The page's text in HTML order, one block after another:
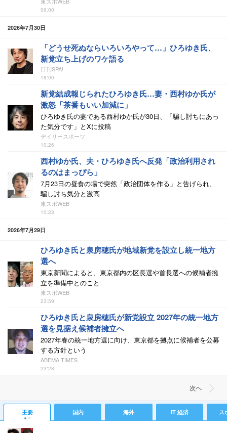
06:00
2026年7月30日
「どうせ死ぬならいろいろやって…」ひろゆき氏、
新党立ち上げのワケ語る
日刊SPA!
18:00
新党結成報じられたひろゆき氏…妻・西村ゆか氏が
激怒「茶番もいい加減に」
ひろゆき氏の妻である西村ゆか氏が30日、「騙し討ちにあっ
た気分です」とXに投稿
デイリースポーツ
10:26
西村ゆか氏、夫・ひろゆき氏へ反発「政治利用され
るのはまっぴら」
7月23日の昼食の場で突然「政治団体を作る」と告げられ、
騙し討ち気分と激高
東スポWEB
10:23
2026年7月29日
ひろゆき氏と泉房穂氏が地域新党を設立し統一地方
選へ
東京新聞によると、東京都内の区長選や首長選への候補者擁
立を準備中とのこと
東スポWEB
23:59
ひろゆき氏と泉房穂氏が新党設立 2027年の統一地方
選を見据え候補者擁立へ
2027年春の統一地方選に向け、東京都を拠点に候補者を公募
する方針という
ABEMA TIMES
23:28
次ヘ
主要 国内 海外 IT 経済 ス